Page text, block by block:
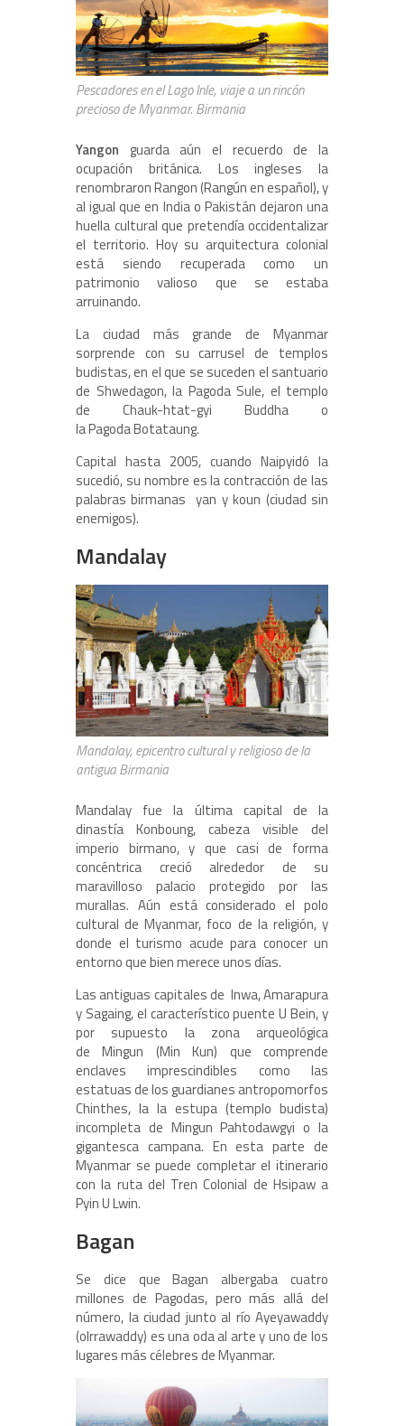
Pescadores en el Lago Inle, viaje a un rincón
precioso de Myanmar. Birmania
Yangon guarda aún el recuerdo de la
ocupación británica. Los ingleses la
renombraron Rangon (Rangún en español), y
al igual que en India o Pakistán dejaron una
huella cultural que pretendía occidentalizar
el territorio. Hoy su arquitectura colonial
está siendo recuperada como un
patrimonio valioso que se estaba
arruinando.
La ciudad más grande de Myanmar
sorprende con su carrusel de templos
budistas, en el que se suceden el santuario
de Shwedagon, la Pagoda Sule, el templo
de Chauk-htat-gyi Buddha o
la Pagoda Botataung.
Capital hasta 2005, cuando Naipyidó la
sucedió, su nombre es la contracción de las
palabras birmanas yan y koun (ciudad sin
enemigos).
Mandalay
Mandalay, epicentro cultural y religioso de la
antigua Birmania
Mandalay fue la última capital de la
dinastía Konboung, cabeza visible del
imperio birmano, y que casi de forma
concéntrica creció alrededor de su
maravilloso palacio protegido por las
murallas. Aún está considerado el polo
cultural de Myanmar, foco de la religión, y
donde el turismo acude para conocer un
entorno que bien merece unos días.
Las antiguas capitales de Inwa, Amarapura
y Sagaing, el característico puente U Bein, y
por supuesto la zona arqueológica
de Mingun (Min Kun) que comprende
enclaves imprescindibles como las
estatuas de los guardianes antropomorfos
Chinthes, la la estupa (templo budista)
incompleta de Mingun Pahtodawgyi o la
gigantesca campana. En esta parte de
Myanmar se puede completar el itinerario
con la ruta del Tren Colonial de Hsipaw a
Pyin U Lwin.
Bagan
Se dice que Bagan albergaba cuatro
millones de Pagodas, pero más allá del
número, la ciudad junto al río Ayeyawaddy
(oIrrawaddy) es una oda al arte y uno de los
lugares más célebres de Myanmar.